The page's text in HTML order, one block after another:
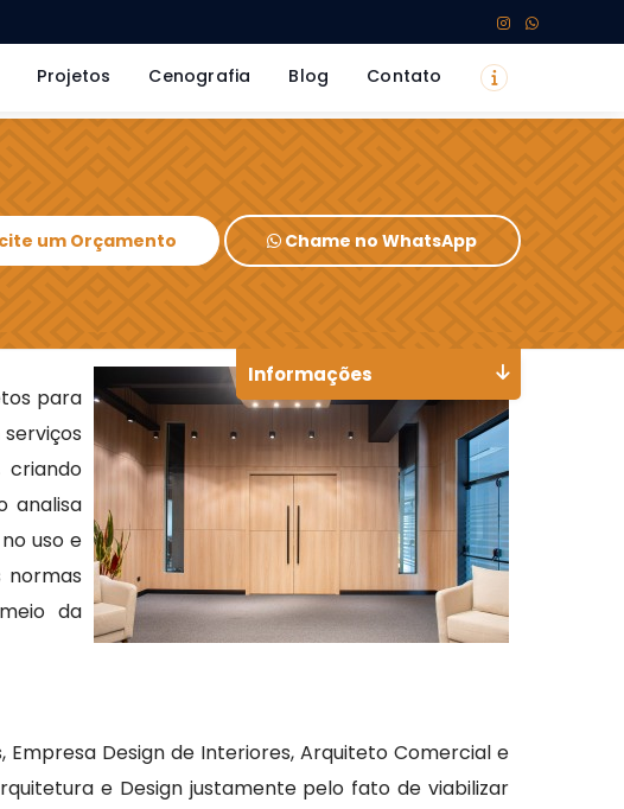
Projetos Cenografia Blog Contato
um Orçamento Chame no WhatsApp
para
criando
analisa
uso e
normas
da
Design de Interiores, Arquiteto Comercial e
e Design justamente pelo fato de viabilizar
Informações